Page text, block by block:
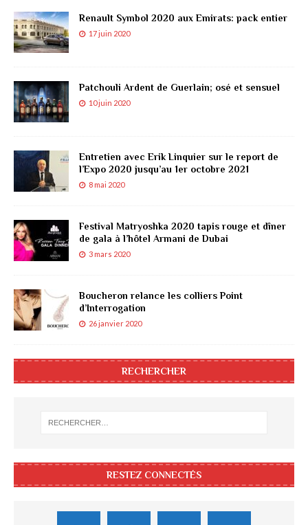
Renault Symbol 2020 aux Emirats: pack entier
17 juin 2020
Patchouli Ardent de Guerlain; osé et sensuel
10 juin 2020
Entretien avec Erik Linquier sur le report de
l’Expo 2020 jusqu’au 1er octobre 2021
8 mai 2020
Festival Matryoshka 2020 tapis rouge et dîner
de gala à l’hôtel Armani de Dubai
3 mars 2020
Boucheron relance les colliers Point
d’Interrogation
26 janvier 2020
RECHERCHER
RESTEZ CONNECTÉS